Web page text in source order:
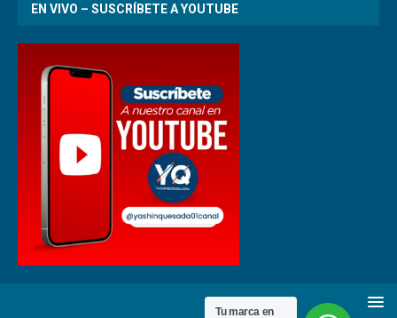
EN VIVO – SUSCRÍBETE A YOUTUBE
Tu marca en